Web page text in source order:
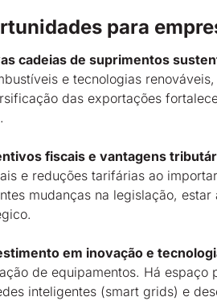
para
cadeias de suprimentos
e tecnologias
das exportações
fiscais e vantagens
e reduções tarifárias ao
mudanças na legislação,
em inovação e
de equipamentos. Há
inteligentes (smart grids) e